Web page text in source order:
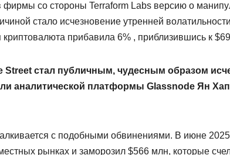
фирмы со стороны Terraform Labs версию о
стало исчезновение утренней
прибавила 6% , приблизившись к
Street стал публичным, чудесным образом
аналитической платформы Glassnode Ян
с подобными обвинениями. В июне 2025
рынках и заморозил $566 млн, которые